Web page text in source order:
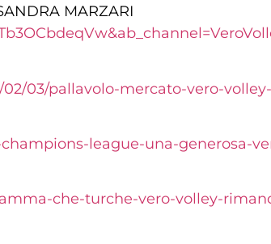
MARZARI
03/pallavolo-mercato-vero-
league-una-generosa-
che-turche-vero-volley-